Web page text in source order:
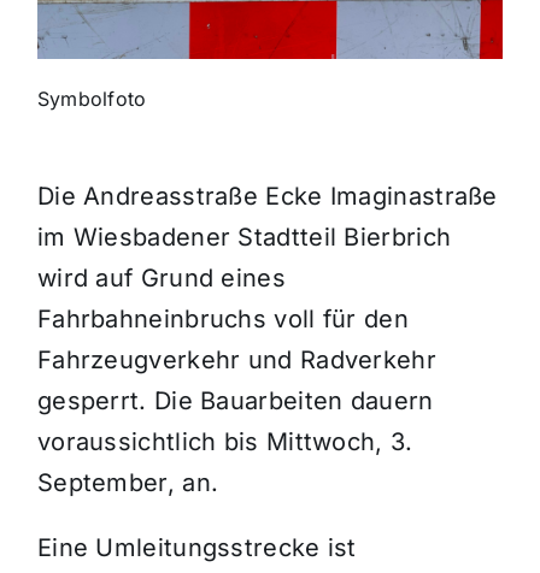
Themen und Termine
Symbolfoto
Die Andreasstraße Ecke Imaginastraße
im Wiesbadener Stadtteil Bierbrich
wird auf Grund eines
Fahrbahneinbruchs voll für den
Fahrzeugverkehr und Radverkehr
gesperrt. Die Bauarbeiten dauern
voraussichtlich bis Mittwoch, 3.
September, an.
Eine Umleitungsstrecke ist